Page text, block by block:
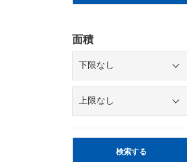
面積
検索する